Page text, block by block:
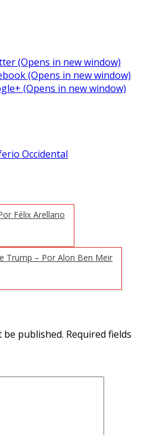
(Opens in new window)
(Opens in new window)
(Opens in new window)
Occidental
Félix Arellano
Trump – Por Alon Ben Meir
be published. Required fields